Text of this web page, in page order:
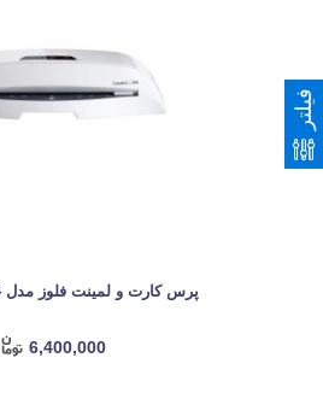
پرس کارت و لمینت فلوز مدل Cosmic 2 A4
6,400,000
فیلتر